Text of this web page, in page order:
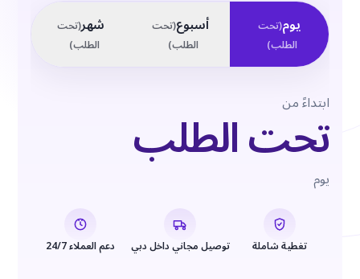
يوم(تحت
الطلب)
أسبوع(تحت
الطلب)
شهر(تحت
الطلب)
ابتداءً من
تحت الطلب
يوم
تغطية شاملة توصيل مجاني داخل دبي دعم العملاء 24/7